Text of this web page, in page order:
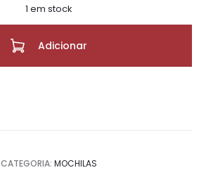
1 em stock
Adicionar
CATEGORIA: MOCHILAS